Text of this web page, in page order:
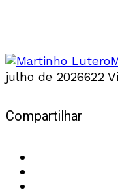
julho de 2026622
Compartilhar